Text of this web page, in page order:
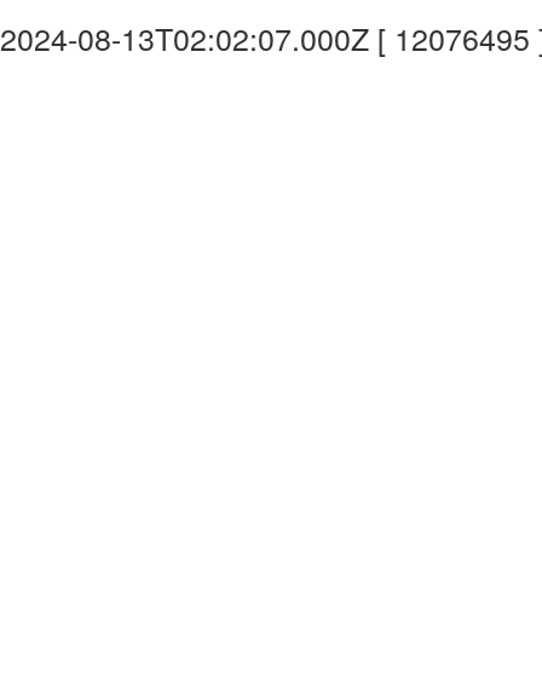
2024-08-13T02:02:07.000Z [ 12076495